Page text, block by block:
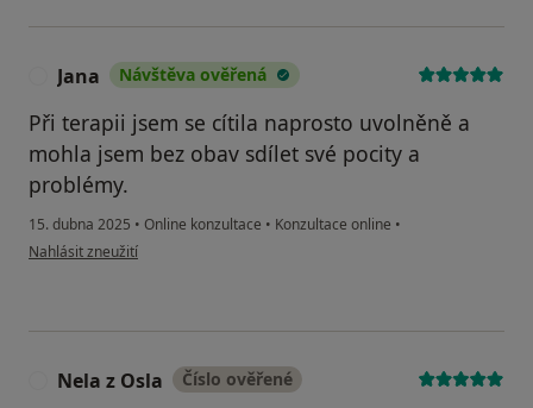
Jana Návštěva ověřená
Při terapii jsem se cítila naprosto uvolněně a
mohla jsem bez obav sdílet své pocity a
problémy.
15. dubna 2025 • Online konzultace • Konzultace online •
podle názoru uživatele Jana
Nahlásit zneužití
Nela z Osla Číslo ověřené